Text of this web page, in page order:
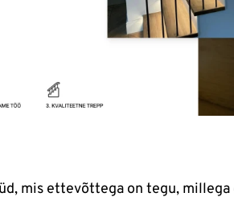
mis ettevõttega on tegu,